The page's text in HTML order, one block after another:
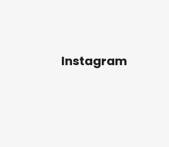
Instagram